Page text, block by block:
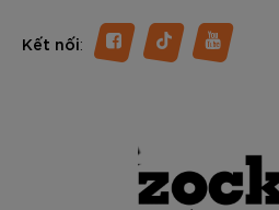
Kết nối: